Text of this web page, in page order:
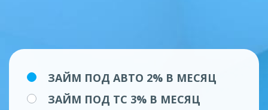
ЗАЙМ ПОД АВТО 2% В МЕСЯЦ
ЗАЙМ ПОД ТС 3% В МЕСЯЦ